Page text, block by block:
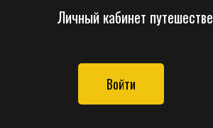
Личный кабинет
Войти